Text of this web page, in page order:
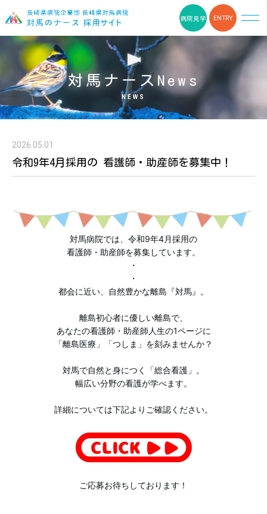
病院見学 ENTRY
HOME
対馬ナースNEWS
データで見る対馬病院
福利厚生
離島ナースの声
グローバルナース対談
対馬移住ヒストリー
対馬ナースNews
NEWS
2026.05.01
令和9年4月採用の 看護師・助産師を募集中！
対馬病院では、令和9年4月採用の
看護師・助産師を募集しています。
・
・
都会に近い、自然豊かな離島『対馬』。
離島初心者に優しい離島で、
あなたの看護師・助産師人生の1ページに
「離島医療」「つしま」を刻みませんか？
対馬で自然と身につく「総合看護」。
幅広い分野の看護が学べます。
詳細については下記より ご確認ください。
ご応募お待ちしております！